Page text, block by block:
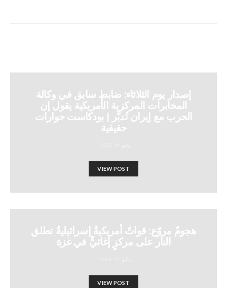
إصدار يوم الثلاثاء: ضابط سابق في وكالة
المخابرات المركزية الأمريكية يقول إن
الحرب مع إيران تُدبَّر | بودكاست حوارات
حقيقية
VIEW POST
هجومٌ مروّع: قواتٌ أمريكيةٌ إسرائيليةٌ تطلق
النار على مركزٍ إغاثيٍّ في غزة
VIEW POST